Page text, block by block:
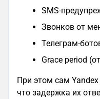
SMS-
Звонков от
Телеграм-
Grace period
При этом сам
что задержка их